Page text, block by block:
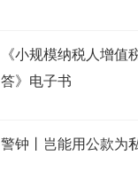
《小规模纳税人增值
答》电子书
警钟丨岂能用公款为